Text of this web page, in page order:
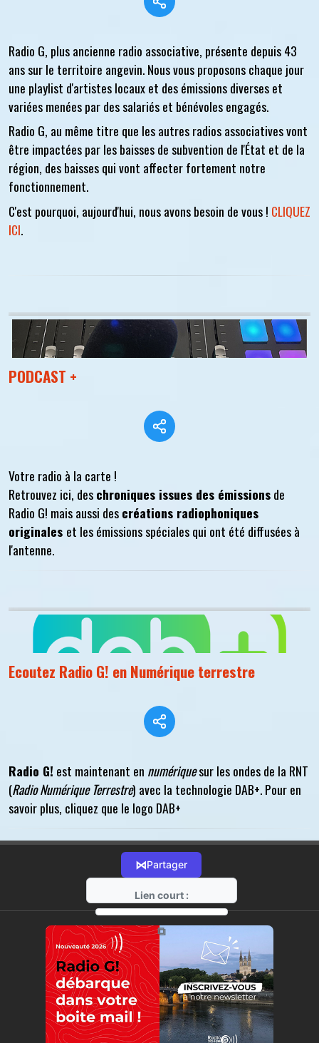
Radio G, plus ancienne radio associative, présente depuis 43
ans sur le territoire angevin. Nous vous proposons chaque jour
une playlist d'artistes locaux et des émissions diverses et
variées menées par des salariés et bénévoles engagés.
Radio G, au même titre que les autres radios associatives vont
être impactées par les baisses de subvention de l'État et de la
région, des baisses qui vont affecter fortement notre
fonctionnement.
C'est pourquoi, aujourd'hui, nous avons besoin de vous ! CLIQUEZ
ICI.
PODCAST +
Votre radio à la carte !
Retrouvez ici, deschroniques issues des émissionsde
Radio G! mais aussi descréations radiophoniques
originales et les émissions spéciales qui ont été diffusées à
l'antenne.
Ecoutez Radio G! en Numérique terrestre
Radio G! est maintenant en numériquesur les ondes de la RNT
(Radio Numérique Terrestre) avec la technologie DAB+. Pour en
savoir plus, cliquez que le logo DAB+
⋈Partager
Lien court :
https://radio-g.fr?r1
⧉